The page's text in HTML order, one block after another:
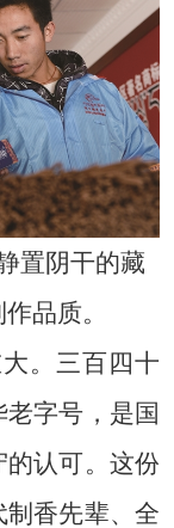
置阴干的藏
品质。
。三百四十
字号，是国
认可。这份
香先辈、全